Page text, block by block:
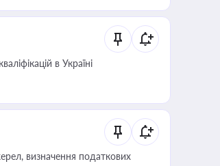
в Україні
визначення податкових